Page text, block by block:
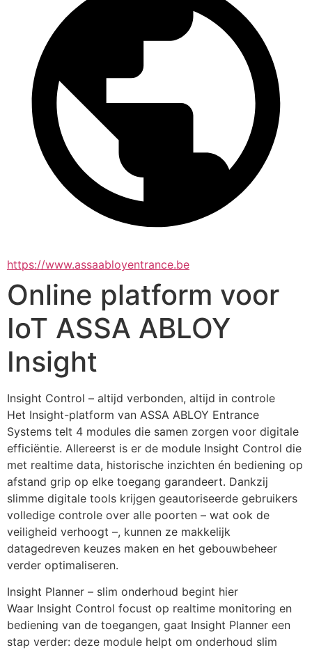
https://www.assaabloyentrance.be
Online platform voor
IoT ASSA ABLOY
Insight
Insight Control – altijd verbonden, altijd in controle
Het Insight-platform van ASSA ABLOY Entrance
Systems telt 4 modules die samen zorgen voor digitale
efficiëntie. Allereerst is er de module Insight Control die
met realtime data, historische inzichten én bediening op
afstand grip op elke toegang garandeert. Dankzij
slimme digitale tools krijgen geautoriseerde gebruikers
volledige controle over alle poorten – wat ook de
veiligheid verhoogt –, kunnen ze makkelijk
datagedreven keuzes maken en het gebouwbeheer
verder optimaliseren.
Insight Planner – slim onderhoud begint hier
Waar Insight Control focust op realtime monitoring en
bediening van de toegangen, gaat Insight Planner een
stap verder: deze module helpt om onderhoud slim